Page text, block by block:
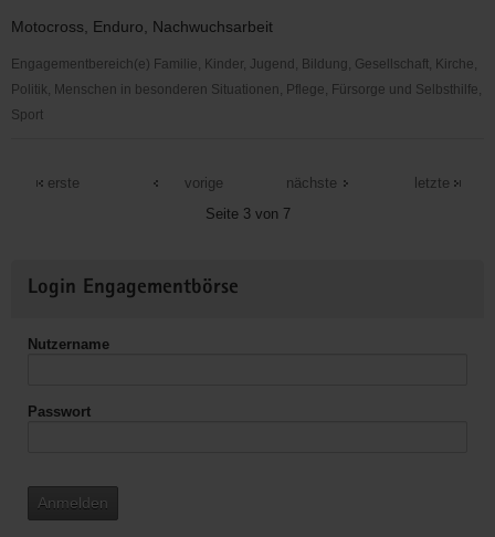
Motocross, Enduro, Nachwuchsarbeit
Engagementbereich(e) Familie, Kinder, Jugend, Bildung, Gesellschaft, Kirche,
Politik, Menschen in besonderen Situationen, Pflege, Fürsorge und Selbsthilfe,
Sport
Pflückuff
erste
vorige
Seite 3 von 7
nächste letzte
Informationen
Login Engagementbörse
Nutzername
Passwort
Anmelden